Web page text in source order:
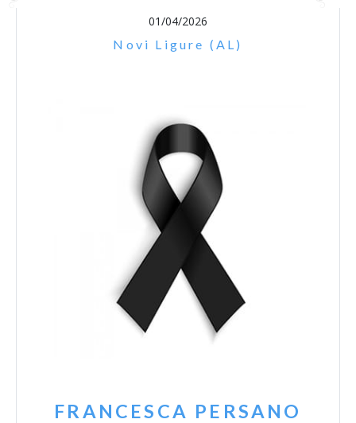
01/04/2026
Novi Ligure (AL)
FRANCESCA PERSANO